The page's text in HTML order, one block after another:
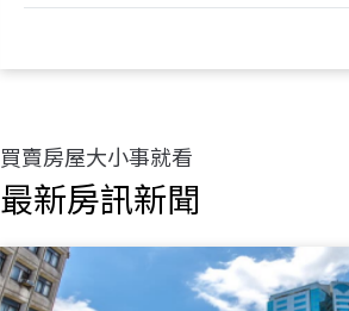
買賣房屋大小事就看
最新房訊新聞